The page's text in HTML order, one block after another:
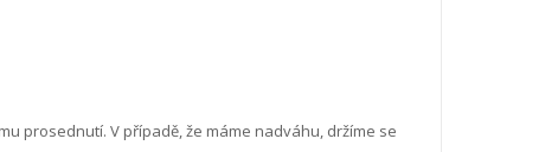
prosednutí. V případě, že máme nadváhu, držíme se